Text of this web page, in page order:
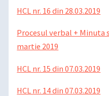
HCL nr. 16 din 28.03.2019
Procesul verbal + Minuta
martie 2019
HCL nr. 15 din 07.03.2019
HCL nr. 14 din 07.03.2019